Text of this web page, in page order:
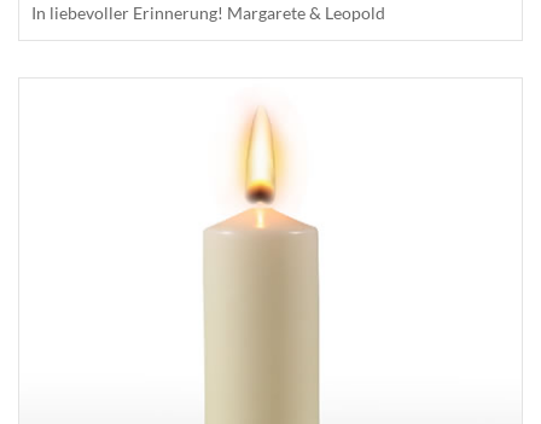
In liebevoller Erinnerung! Margarete & Leopold